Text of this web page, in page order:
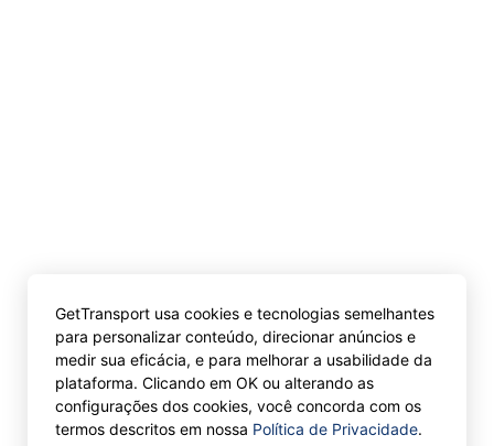
GetTransport usa cookies e tecnologias semelhantes
para personalizar conteúdo, direcionar anúncios e
medir sua eficácia, e para melhorar a usabilidade da
plataforma. Clicando em OK ou alterando as
configurações dos cookies, você concorda com os
termos descritos em nossa Política de Privacidade.